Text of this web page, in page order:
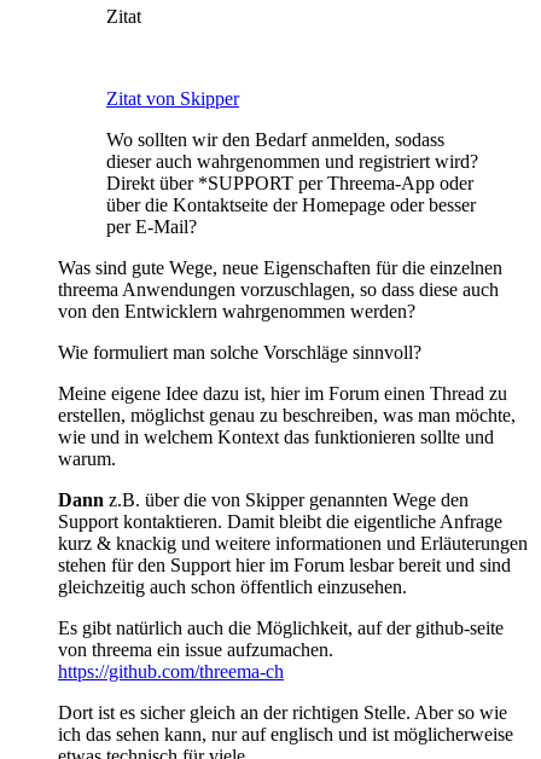
Zitat
Zitat von Skipper
Wo sollten wir den Bedarf anmelden, sodass
dieser auch wahrgenommen und registriert wird?
Direkt über *SUPPORT per Threema-App oder
über die Kontaktseite der Homepage oder besser
per E-Mail?
Was sind gute Wege, neue Eigenschaften für die einzelnen
threema Anwendungen vorzuschlagen, so dass diese auch
von den Entwicklern wahrgenommen werden?
Wie formuliert man solche Vorschläge sinnvoll?
Meine eigene Idee dazu ist, hier im Forum einen Thread zu
erstellen, möglichst genau zu beschreiben, was man möchte,
wie und in welchem Kontext das funktionieren sollte und
warum.
Dann z.B. über die von Skipper genannten Wege den
Support kontaktieren. Damit bleibt die eigentliche Anfrage
kurz & knackig und weitere informationen und Erläuterungen
stehen für den Support hier im Forum lesbar bereit und sind
gleichzeitig auch schon öffentlich einzusehen.
Es gibt natürlich auch die Möglichkeit, auf der github-seite
von threema ein issue aufzumachen.
https://github.com/threema-ch
Dort ist es sicher gleich an der richtigen Stelle. Aber so wie
ich das sehen kann, nur auf englisch und ist möglicherweise